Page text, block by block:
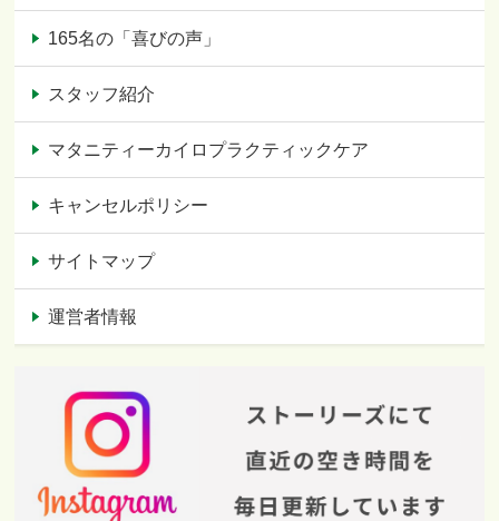
165名の「喜びの声」
スタッフ紹介
マタニティーカイロプラクティックケア
キャンセルポリシー
サイトマップ
運営者情報